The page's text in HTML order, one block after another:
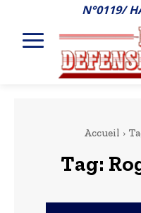
N°0119/
Accueil
Tag: